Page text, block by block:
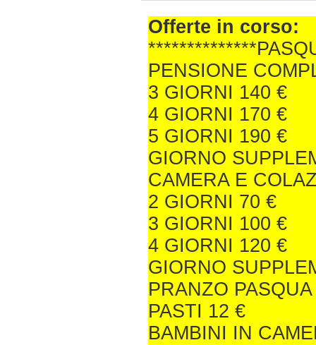
Offerte in corso:
PENSIONE
3 GIORNI 140 €
4 GIORNI 170 €
5 GIORNI 190 €
GIORNO
CAMERA E
2 GIORNI 70 €
3 GIORNI 100 €
4 GIORNI 120 €
GIORNO
PRANZO
PASTI 12 €
BAMBINI IN